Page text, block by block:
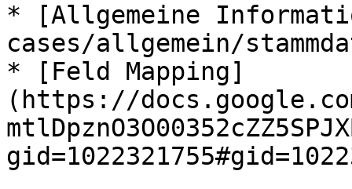
* [Allgemeine
cases/allgemein/
* [Feld Mapping]
(https://